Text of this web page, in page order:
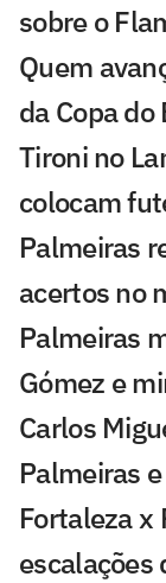
sobre o
Quem
da Copa do
Tironi no
colocam
Palmeiras
acertos no
Palmeiras
Gómez e
Carlos
Palmeiras
Fortaleza x
escalações